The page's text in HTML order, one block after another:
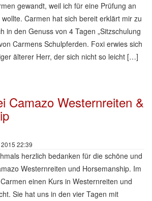
gewandt, weil ich für eine Prüfung an
Carmen hat sich bereit erklärt mir zu
in den Genuss von 4 Tagen „Sitzschulung
Carmens Schulpferden. Foxi erwies sich
älterer Herr, der sich nicht so leicht […]
Camazo Westernreiten &
22:39
herzlich bedanken für die schöne und
Westernreiten und Horsemanship. Im
einen Kurs in Westernreiten und
Sie hat uns in den vier Tagen mit